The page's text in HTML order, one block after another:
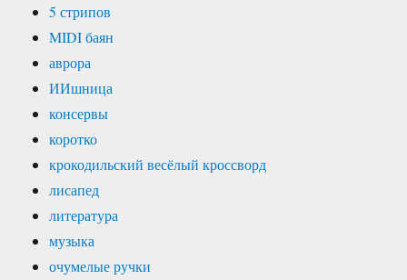
5 стрипов
MIDI баян
аврора
ИИшница
консервы
коротко
крокодильский весёлый кроссворд
лисапед
литература
музыка
очумелые ручки